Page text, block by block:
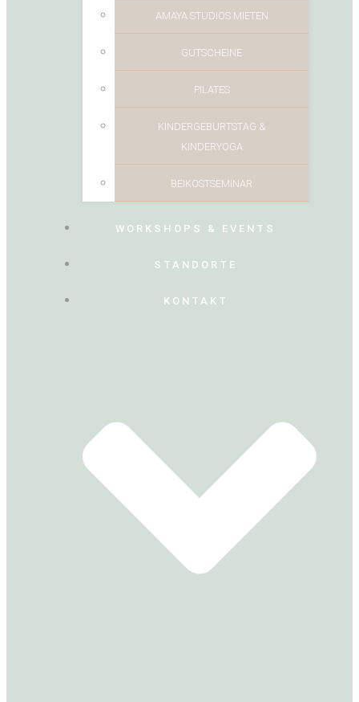
AMAYA STUDIOS MIETEN
GUTSCHEINE
PILATES
KINDERGEBURTSTAG &
KINDERYOGA
BEIKOSTSEMINAR
WORKSHOPS & EVENTS
STANDORTE
KONTAKT